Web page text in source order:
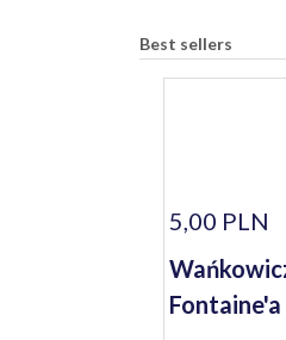
Best sellers
5,00 PLN
Fontaine'a